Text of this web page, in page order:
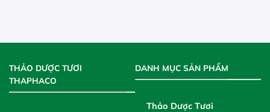
THẢO DƯỢC TƯƠI
THAPHACO
DANH MỤC SẢN PHẨM
Thảo Dược Tươi